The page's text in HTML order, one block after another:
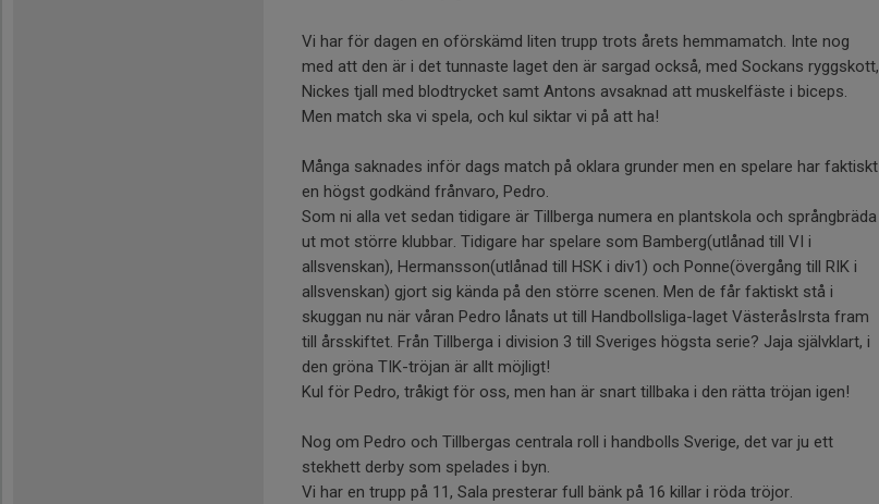
Vi har för dagen en oförskämd liten trupp trots årets hemmamatch. Inte nog
med att den är i det tunnaste laget den är sargad också, med Sockans ryggskott,
Nickes tjall med blodtrycket samt Antons avsaknad att muskelfäste i biceps.
Men match ska vi spela, och kul siktar vi på att ha!
Många saknades inför dags match på oklara grunder men en spelare har faktiskt
en högst godkänd frånvaro, Pedro.
Som ni alla vet sedan tidigare är Tillberga numera en plantskola och språngbräda
ut mot större klubbar. Tidigare har spelare som Bamberg(utlånad till VI i
allsvenskan), Hermansson(utlånad till HSK i div1) och Ponne(övergång till RIK i
allsvenskan) gjort sig kända på den större scenen. Men de får faktiskt stå i
skuggan nu när våran Pedro lånats ut till Handbollsliga-laget VästeråsIrsta fram
till årsskiftet. Från Tillberga i division 3 till Sveriges högsta serie? Jaja självklart, i
den gröna TIK-tröjan är allt möjligt!
Kul för Pedro, tråkigt för oss, men han är snart tillbaka i den rätta tröjan igen!
Nog om Pedro och Tillbergas centrala roll i handbolls Sverige, det var ju ett
stekhett derby som spelades i byn.
Vi har en trupp på 11, Sala presterar full bänk på 16 killar i röda tröjor.